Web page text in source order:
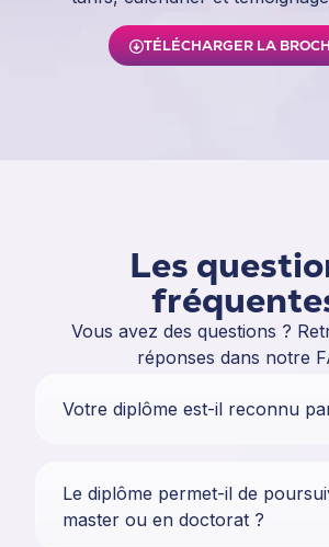
TÉLÉCHARGER LA
Les
Vous avez des questions ?
réponses dans notre
Votre diplôme est-il reconnu
Le diplôme permet-il de
master ou en doctorat ?